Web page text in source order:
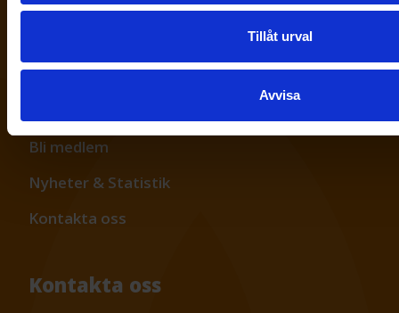
Tillåt urval
Avvisa
Genvägar
Bli medlem
Nyheter & Statistik
Kontakta oss
Kontakta oss